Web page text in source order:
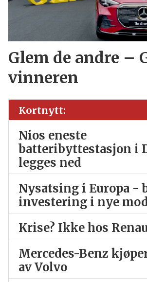
Glem de andre –
vinneren
Kortnytt:
Nios eneste
batteribyttestasjon i
legges ned
Nysatsing i Europa -
investering i nye
Krise? Ikke hos
Mercedes-Benz
av Volvo